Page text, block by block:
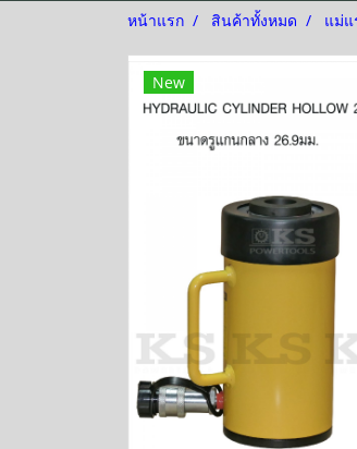
หน้าแรก สินค้าทั้งหมด แม่แ
New